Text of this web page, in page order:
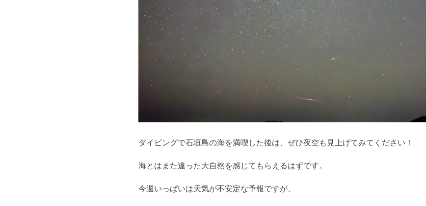
ダイビングで石垣島の海を満喫した後は、ぜひ夜空も見上げてみてください！
海とはまた違った大自然を感じてもらえるはずです。
今週いっぱいは天気が不安定な予報ですが、